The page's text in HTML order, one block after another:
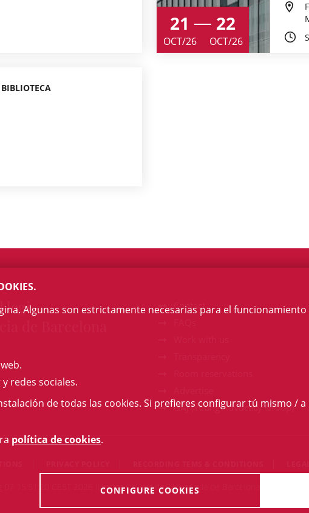
21
OCT/26
22
OCT/26
Contact
GAJ (Young Advocacy Group)
07 15:51:20 CEST 2026 Il·lustre Col·legi de l'Advocacia de Barcelona. All rigths
Algunas son estrictamente necesarias para el
redes sociales.
de todas las cookies. Si prefieres configurar tú mismo /
política de cookies.
CONFIGURE COOKIES